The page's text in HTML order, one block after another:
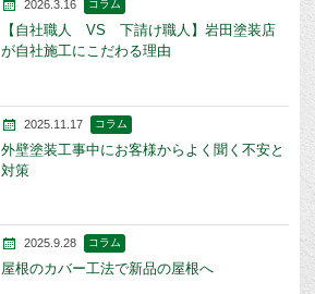
2026.3.16 コラム
【自社職人 VS 下請け職人】岩田塗装店
が自社施工にこだわる理由
2025.11.17 コラム
外壁塗装工事中にお客様からよく聞く不安と
対策
2025.9.28 コラム
屋根のカバー工法で新品の屋根へ